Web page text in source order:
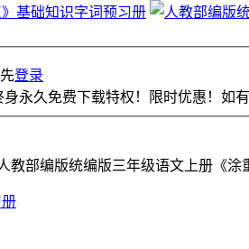
登录
永久免费下载特权！限时优惠！如
教部编版统编版三年级语文上册《